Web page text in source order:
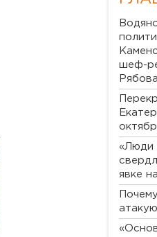
шеф-
Рябова
«Люди
явке